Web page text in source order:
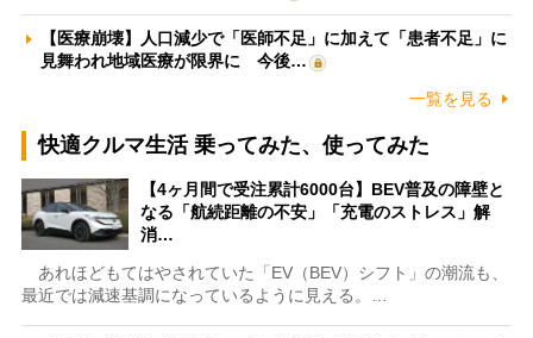
【医療崩壊】人口減少で「医師不足」に加えて「患者不足」に
見舞われ地域医療が限界に 今後…
一覧を見る
快適クルマ生活 乗ってみた、使ってみた
【4ヶ月間で受注累計6000台】BEV普及の障壁と
なる「航続距離の不安」「充電のストレス」解
消…
あれほどもてはやされていた「EV（BEV）シフト」の潮流も、
最近では減速基調になっているように見える。…